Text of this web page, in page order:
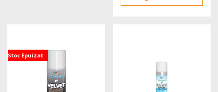
Stoc Epuizat